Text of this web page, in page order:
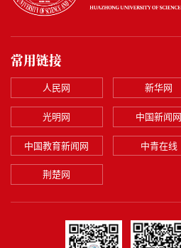
常用链接
人民网 新华网
光明网 中国新闻网
中国教育新闻网 中青在线
荆楚网